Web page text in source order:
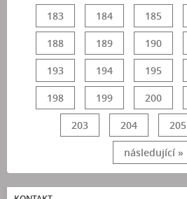
183 184 185
188 189 190
193 194 195
198 199 200
203 204 205
následující »